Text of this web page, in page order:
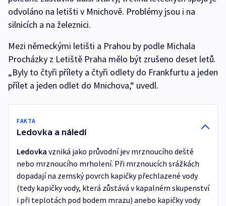
odvoláno na letišti v Mnichově. Problémy jsou i na
silnicích a na železnici.
Mezi německými letišti a Prahou by podle Michala
Procházky z Letiště Praha mělo být zrušeno deset letů.
„Byly to čtyři přílety a čtyři odlety do Frankfurtu a jeden
přílet a jeden odlet do Mnichova,“ uvedl.
FAKTA
Ledovka a náledí
Ledovka vzniká jako průvodní jev mrznoucího deště
nebo mrznoucího mrholení. Při mrznoucích srážkách
dopadají na zemský povrch kapičky přechlazené vody
(tedy kapičky vody, která zůstává v kapalném skupenství
i při teplotách pod bodem mrazu) anebo kapičky vody